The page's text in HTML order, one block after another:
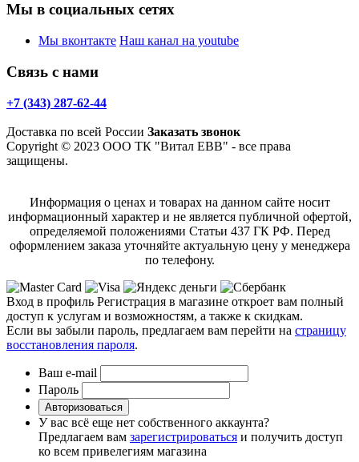
Мы в социальных сетях
Мы вконтакте Наш канал на youtube
Связь с нами
+7 (343) 287-62-44
Доставка по всей России Заказать звонок
Copyright © 2023 ООО ТК "Витал ЕВВ" - все права
защищены.
Информация о ценах и товарах на данном сайте носит
информационный характер и не является публичной офертой,
определяемой положениями Статьи 437 ГК РФ. Перед
оформлением заказа уточняйте актуальную цену у менеджера
по телефону.
Вход в профиль Регистрация в магазине откроет вам полный
доступ к услугам и возможностям, а также к скидкам.
Если вы забыли пароль, предлагаем вам перейти на страницу
восстановления пароля.
Ваш e-mail
Пароль
Авторизоваться
У вас всё еще нет собственного аккаунта?
Предлагаем вам зарегистрироваться и получить доступ
ко всем привелегиям магазина